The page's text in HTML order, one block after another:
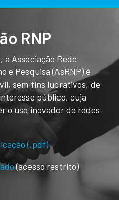
RNP
a Associação Rede
e Pesquisa (AsRNP) é
sem fins lucrativos, de
público, cuja
o uso inovador de redes
(.pdf)
(acesso restrito)